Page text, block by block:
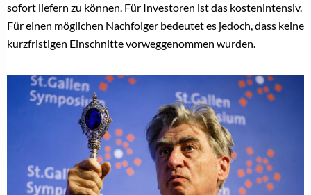
sofort liefern zu können. Für Investoren ist das kostenintensiv.
Für einen möglichen Nachfolger bedeutet es jedoch, dass keine
kurzfristigen Einschnitte vorweggenommen wurden.